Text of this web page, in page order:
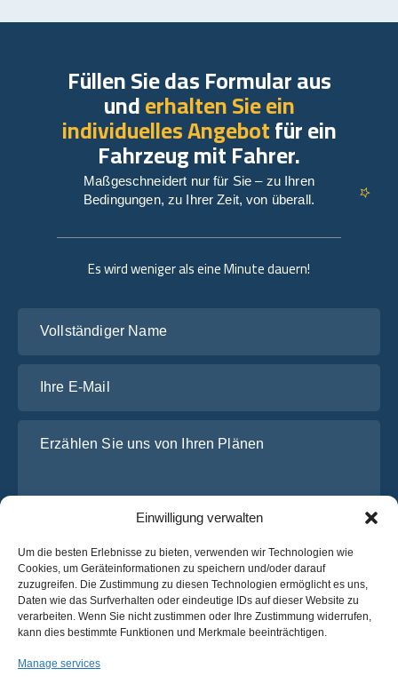
Einwilligung verwalten
Um die besten Erlebnisse zu bieten, verwenden wir Technologien wie
Cookies, um Geräteinformationen zu speichern und/oder darauf
zuzugreifen. Die Zustimmung zu diesen Technologien ermöglicht es uns,
Daten wie das Surfverhalten oder eindeutige IDs auf dieser Website zu
verarbeiten. Wenn Sie nicht zustimmen oder Ihre Zustimmung widerrufen,
kann dies bestimmte Funktionen und Merkmale beeinträchtigen.
Manage services
Es wird weniger als eine Minute dauern!
Ich habe dieDatenschutz-Bestimmungenvon OsaBus
gelesen und stimme ihnen zu.
Füllen Sie das Formular aus
underhalten Sie ein
individuelles Angebotfür ein
Fahrzeug mit Fahrer.
Maßgeschneidert nur für Sie – zu Ihren
Bedingungen, zu Ihrer Zeit, von überall.